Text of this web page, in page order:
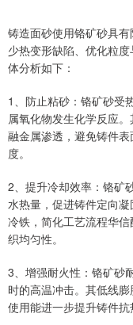
铸造面砂使用铬矿砂具
少热变形缺陷、优化粒
体分析如下：
1、防止粘砂：铬矿砂受
属氧化物发生化学反应
融金属渗透，避免铸件
度。
2、提升冷却效率：铬矿
水热量，促进铸件定向
冷铁，简化工艺流程华
织均匀性。
3、增强耐火性：铬矿砂
时的高温冲击。其低线
使用能进一步提升铸件抗